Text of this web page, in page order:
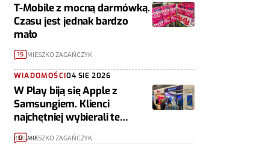
T-Mobile z mocną darmówką.
Czasu jest jednak bardzo
mało
15 MIESZKO ZAGAŃCZYK
WIADOMOŚCI04 SIE 2026
W Play biją się Apple z
Samsungiem. Klienci
najchętniej wybierali te
telefony
0 MIESZKO ZAGAŃCZYK